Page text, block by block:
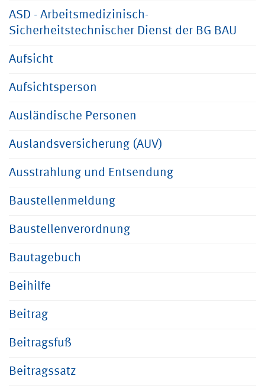
ASD - Arbeitsmedizinisch-
Sicherheitstechnischer Dienst der BG BAU
Aufsicht
Aufsichtsperson
Ausländische Personen
Auslandsversicherung (AUV)
Ausstrahlung und Entsendung
Baustellenmeldung
Baustellenverordnung
Bautagebuch
Beihilfe
Beitrag
Beitragsfuß
Beitragssatz